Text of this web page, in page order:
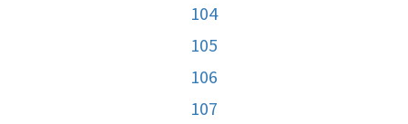
104
105
106
107